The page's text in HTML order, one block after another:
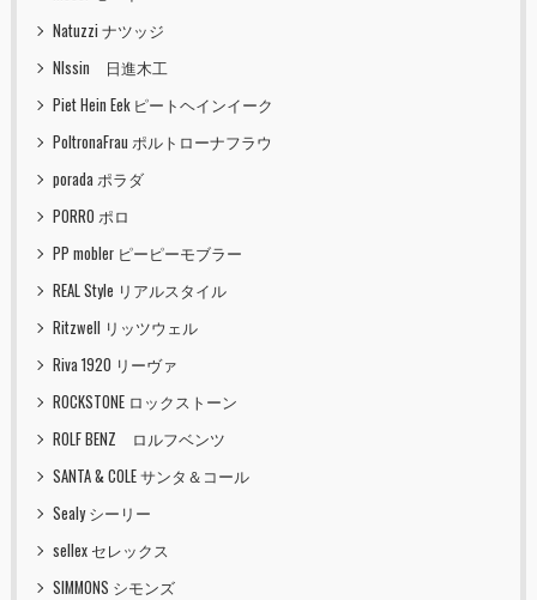
Natuzzi ナツッジ
NIssin 日進木工
Piet Hein Eek ピートヘインイーク
PoltronaFrau ポルトローナフラウ
porada ポラダ
PORRO ポロ
PP mobler ピーピーモブラー
REAL Style リアルスタイル
Ritzwell リッツウェル
Riva 1920 リーヴァ
ROCKSTONE ロックストーン
ROLF BENZ ロルフベンツ
SANTA & COLE サンタ＆コール
Sealy シーリー
sellex セレックス
SIMMONS シモンズ